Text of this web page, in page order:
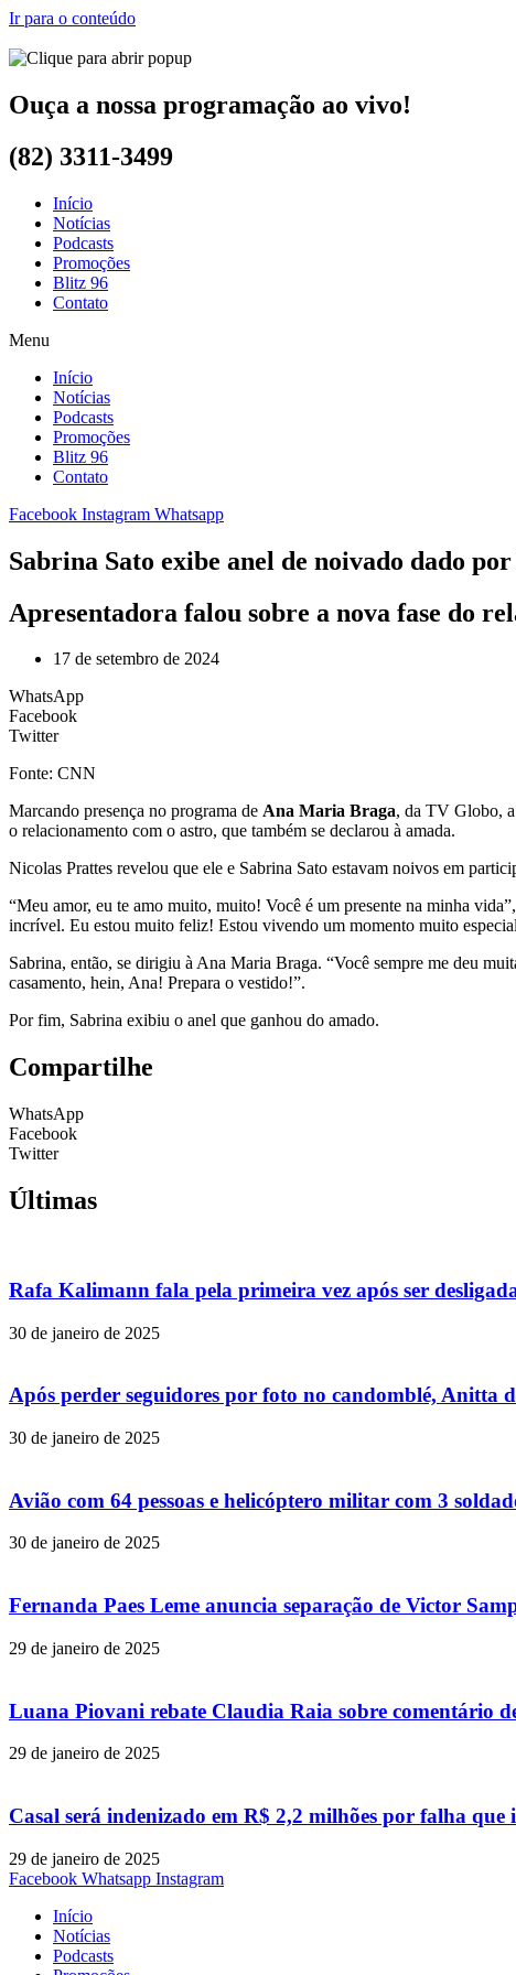
Ir para o conteúdo
Ouça a nossa programação ao vivo!
(82) 3311-3499
Início
Notícias
Podcasts
Promoções
Blitz 96
Contato
Menu
Início
Notícias
Podcasts
Promoções
Blitz 96
Contato
Facebook Instagram Whatsapp
Sabrina Sato exibe anel de noivado dado
Apresentadora falou sobre a nova fase do
17 de setembro de 2024
WhatsApp
Facebook
Twitter
Fonte: CNN
Marcando presença no programa de Ana Maria Braga, da TV Globo,
o relacionamento com o astro, que também se declarou à amada.
Nicolas Prattes revelou que ele e Sabrina Sato estavam noivos em
“Meu amor, eu te amo muito, muito! Você é um presente na minha
incrível. Eu estou muito feliz! Estou vivendo um momento muito
Sabrina, então, se dirigiu à Ana Maria Braga. “Você sempre me deu
casamento, hein, Ana! Prepara o vestido!”.
Por fim, Sabrina exibiu o anel que ganhou do amado.
Compartilhe
WhatsApp
Facebook
Twitter
Últimas
Rafa Kalimann fala pela primeira vez após ser
30 de janeiro de 2025
Após perder seguidores por foto no candomblé, Anitta
30 de janeiro de 2025
Avião com 64 pessoas e helicóptero militar com 3
30 de janeiro de 2025
Fernanda Paes Leme anuncia separação de Victor
29 de janeiro de 2025
Luana Piovani rebate Claudia Raia sobre comentário
29 de janeiro de 2025
Casal será indenizado em R$ 2,2 milhões por falha
29 de janeiro de 2025
Facebook Whatsapp Instagram
Início
Notícias
Podcasts